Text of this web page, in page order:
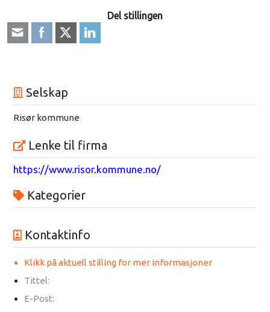
Del stillingen
Selskap
Risør kommune
Lenke til firma
https://www.risor.kommune.no/
Kategorier
Kontaktinfo
Klikk på aktuell stilling for mer informasjoner
Tittel:
E-Post: